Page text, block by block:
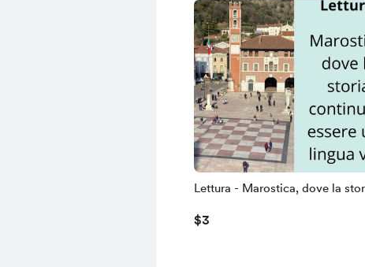
Lettura - Marostica, dove la
$3